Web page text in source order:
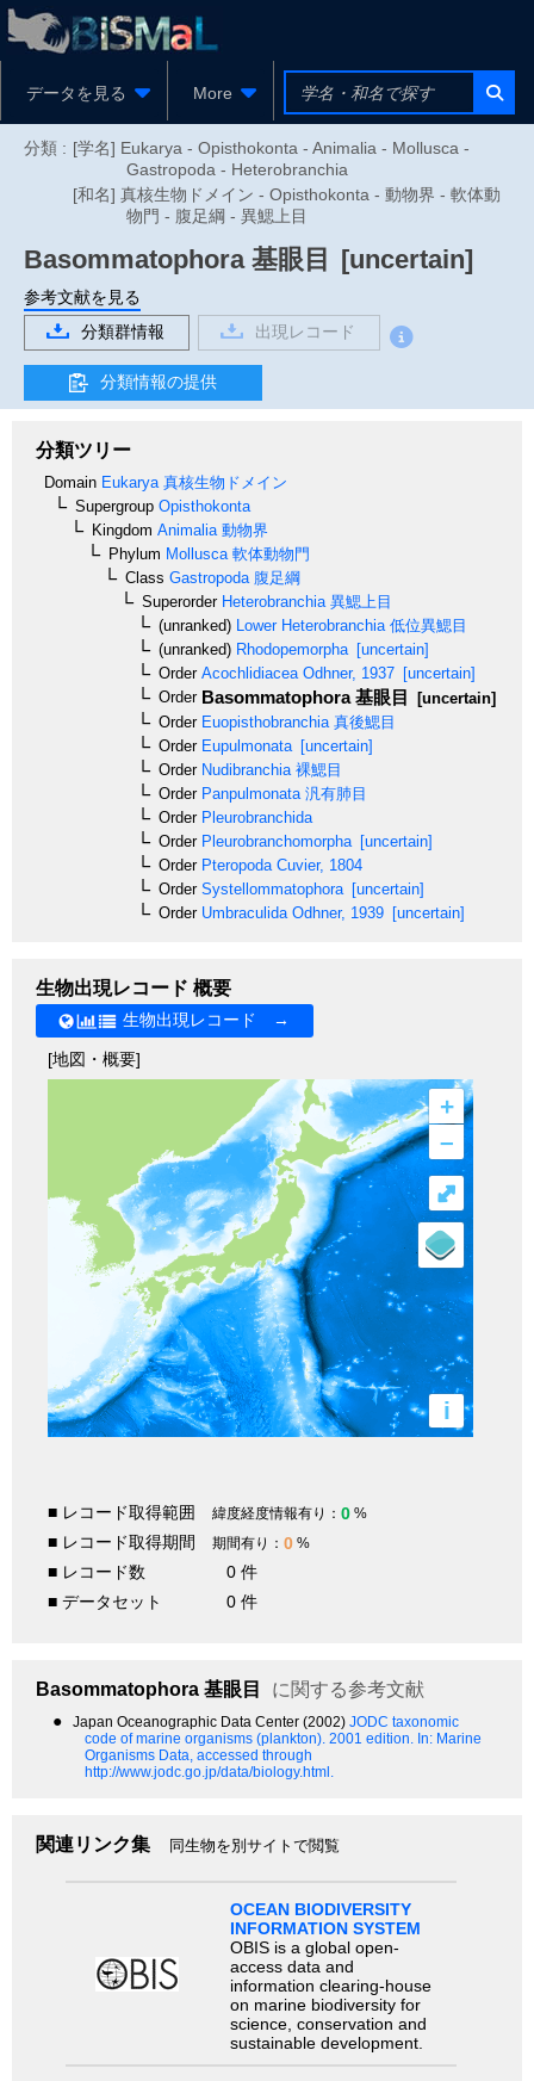
データを見る More
分類 : [学名] Eukarya - Opisthokonta - Animalia - Mollusca -
Gastropoda - Heterobranchia
[和名] 真核生物ドメイン - Opisthokonta - 動物界 - 軟体動
物門 - 腹足綱 - 異鰓上目
Basommatophora基眼目 [uncertain]
参考文献を見る
分類群情報
出現レコード
分類情報の提供
分類ツリー
Domain Eukarya 真核生物ドメイン
Supergroup Opisthokonta
Kingdom Animalia 動物界
Phylum Mollusca 軟体動物門
Class Gastropoda 腹足綱
SuperorderHeterobranchia 異鰓上目
(unranked) Lower Heterobranchia 低位異鰓目
(unranked) Rhodopemorpha [uncertain]
OrderAcochlidiacea Odhner, 1937 [uncertain]
OrderBasommatophora基眼目
[uncertain]
OrderEuopisthobranchia 真後鰓目
OrderEupulmonata [uncertain]
OrderNudibranchia 裸鰓目
OrderPanpulmonata 汎有肺目
OrderPleurobranchida
OrderPleurobranchomorpha [uncertain]
OrderPteropoda Cuvier, 1804
OrderSystellommatophora [uncertain]
OrderUmbraculida Odhner, 1939 [uncertain]
生物出現レコード 概要
生物出現レコード →
[地図・概要]
+
–
i
⤢
■ レコード取得範囲 緯度経度情報有り： 0 %
■ レコード取得期間 期間有り： 0 %
■ レコード数
0 件
■ データセット
0 件
Basommatophora 基眼目 に関する参考文献
● Japan Oceanographic Data Center (2002) JODC taxonomic
code of marine organisms (plankton). 2001 edition. In: Marine
Organisms Data, accessed through
http://www.jodc.go.jp/data/biology.html.
関連リンク集 同生物を別サイトで閲覧
OCEAN BIODIVERSITY
INFORMATION SYSTEM
OBIS is a global open-
access data and
information clearing-house
on marine biodiversity for
science, conservation and
sustainable development.